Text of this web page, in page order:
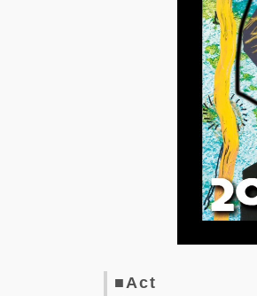
■Act